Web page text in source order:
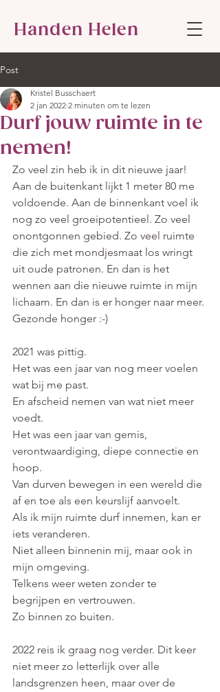
Handen Helen
Post
Durf jouw ruimte in te
nemen!
Kristel Busschaert
2 jan 2022 2 minuten om te lezen
Zo veel zin heb ik in dit nieuwe jaar!
Aan de buitenkant lijkt 1 meter 80 me
voldoende. Aan de binnenkant voel ik
nog zo veel groeipotentieel. Zo veel
onontgonnen gebied. Zo veel ruimte
die zich met mondjesmaat los wringt
uit oude patronen. En dan is het
wennen aan die nieuwe ruimte in mijn
lichaam. En dan is er honger naar meer.
Gezonde honger :-)
2021 was pittig.
Het was een jaar van nog meer voelen
wat bij me past.
En afscheid nemen van wat niet meer
voedt.
Het was een jaar van gemis,
verontwaardiging, diepe connectie en
hoop.
Van durven bewegen in een wereld die
af en toe als een keurslijf aanvoelt.
Als ik mijn ruimte durf innemen, kan er
iets veranderen.
Niet alleen binnenin mij, maar ook in
mijn omgeving.
Telkens weer weten zonder te
begrijpen en vertrouwen.
Zo binnen zo buiten.
2022 reis ik graag nog verder. Dit keer
niet meer zo letterlijk over alle
landsgrenzen heen, maar over de